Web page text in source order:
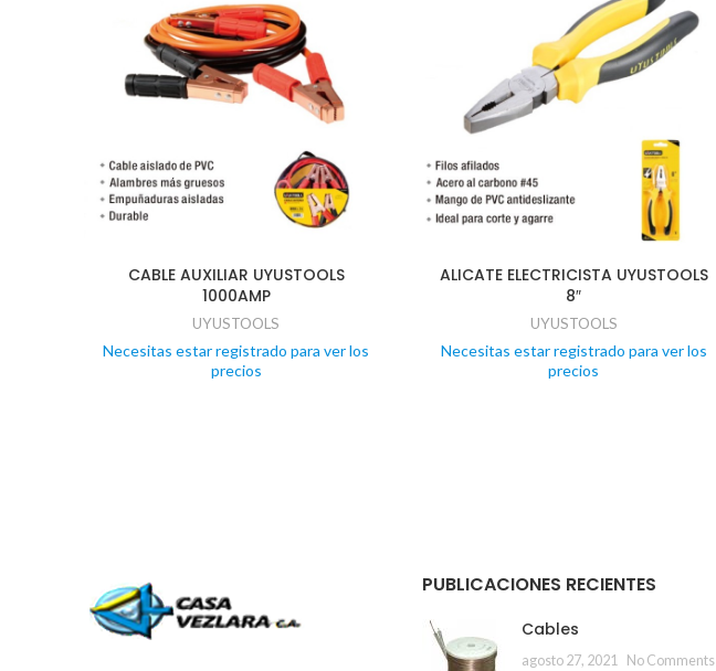
CABLE AUXILIAR UYUSTOOLS
1000AMP
UYUSTOOLS
Necesitas estar registrado para ver los
precios
ALICATE ELECTRICISTA UYUSTOOLS
8″
UYUSTOOLS
Necesitas estar registrado para ver los
precios
PUBLICACIONES RECIENTES
Cables
agosto 27, 2021 No Comments